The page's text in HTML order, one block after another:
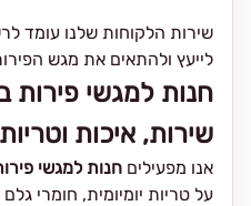
שירות הלקוחות שלנו עומד
לייעץ ולהתאים את מגש
חנות למגשי פירות
שירות, איכות וטריות
אנו מפעילים חנות למגשי
על טריות יומיומית, חומרי